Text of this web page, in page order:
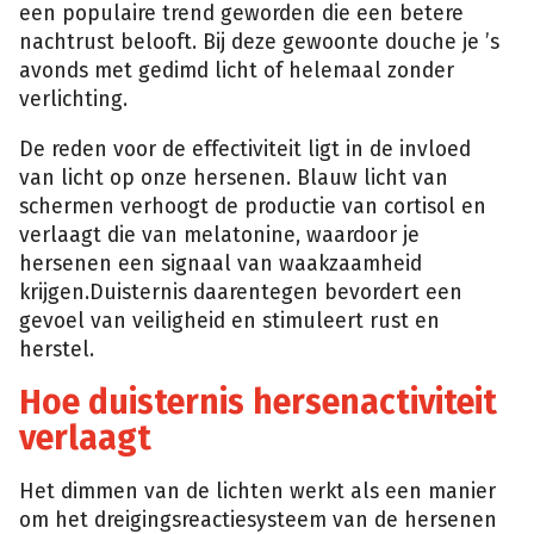
een populaire trend geworden die een betere
nachtrust belooft. Bij deze gewoonte douche je ’s
avonds met gedimd licht of helemaal zonder
verlichting.
De reden voor de effectiviteit ligt in de invloed
van licht op onze hersenen. Blauw licht van
schermen verhoogt de productie van cortisol en
verlaagt die van melatonine, waardoor je
hersenen een signaal van waakzaamheid
krijgen.Duisternis daarentegen bevordert een
gevoel van veiligheid en stimuleert rust en
herstel.
Hoe duisternis hersenactiviteit
verlaagt
Het dimmen van de lichten werkt als een manier
om het dreigingsreactiesysteem van de hersenen